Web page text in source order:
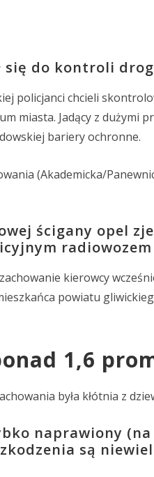
do kontroli
policjanci chcieli
miasta. Jadący z dużymi
bariery ochronne.
(Akademicka/
ścigany opel
kierowcy
powiatu
1,6
była kłótnia z
naprawiony
są